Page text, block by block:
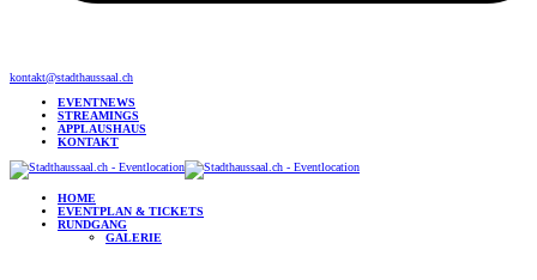
kontakt@stadthaussaal.ch
EVENTNEWS
STREAMINGS
APPLAUSHAUS
KONTAKT
HOME
EVENTPLAN & TICKETS
RUNDGANG
GALERIE